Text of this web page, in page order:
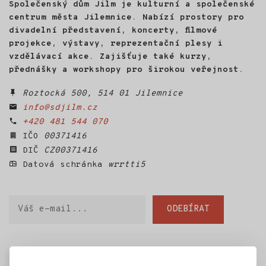
hus. Na Velikonoce roku 2022
se mu vylíhlo osm housat.
Půl roku s nimi žil, učil je
poznávat svět a nakonec
s nimi létal na rogale nad
Českým rájem. Z této
zkušenosti vznikl HUSOPAS -
o husách, o člověku
a o návratu k sobě.
Společenský dům Jilm je kulturní a společenské
centrum města Jilemnice. Nabízí prostory pro
divadelní představení, koncerty, filmové
projekce, výstavy, reprezentační plesy i
vzdělávací akce. Zajišťuje také kurzy,
přednášky a workshopy pro širokou veřejnost.
Roztocká 500, 514 01 Jilemnice
info@sdjilm.cz
+420 481 544 070
IČO
00371416
DIČ
CZ00371416
Datová schránka
wrrtti5
ODEBÍRAT